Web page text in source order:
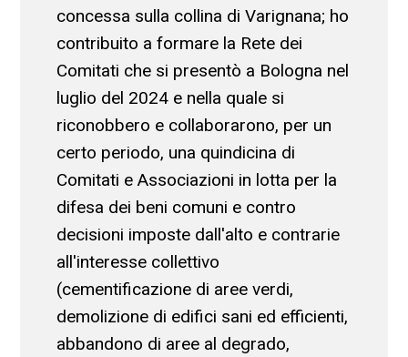
concessa sulla collina di Varignana; ho
contribuito a formare la Rete dei
Comitati che si presentò a Bologna nel
luglio del 2024 e nella quale si
riconobbero e collaborarono, per un
certo periodo, una quindicina di
Comitati e Associazioni in lotta per la
difesa dei beni comuni e contro
decisioni imposte dall'alto e contrarie
all'interesse collettivo
(cementificazione di aree verdi,
demolizione di edifici sani ed efficienti,
abbandono di aree al degrado,